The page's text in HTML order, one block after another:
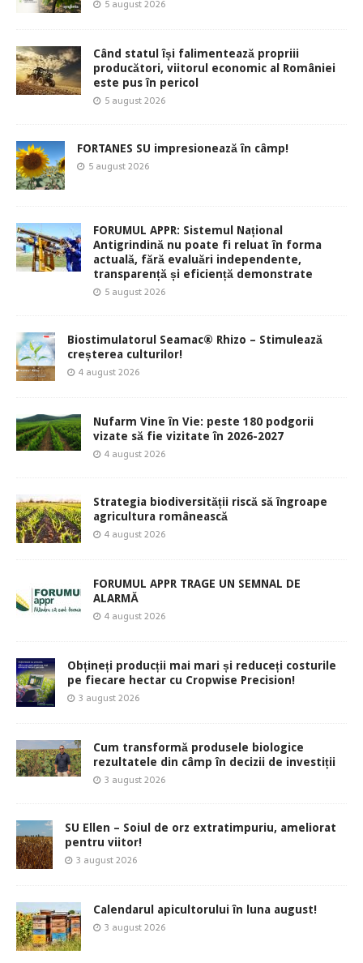
5 august 2026
Când statul își falimentează propriii
producători, viitorul economic al României
este pus în pericol
5 august 2026
FORTANES SU impresionează în câmp!
5 august 2026
FORUMUL APPR: Sistemul Național
Antigrindină nu poate fi reluat în forma
actuală, fără evaluări independente,
transparență și eficiență demonstrate
5 august 2026
Biostimulatorul Seamac® Rhizo – Stimulează
creșterea culturilor!
4 august 2026
Nufarm Vine în Vie: peste 180 podgorii
vizate să fie vizitate în 2026-2027
4 august 2026
Strategia biodiversității riscă să îngroape
agricultura românească
4 august 2026
FORUMUL APPR TRAGE UN SEMNAL DE
ALARMĂ
4 august 2026
Obțineți producții mai mari și reduceți costurile
pe fiecare hectar cu Cropwise Precision!
3 august 2026
Cum transformă produsele biologice
rezultatele din câmp în decizii de investiții
3 august 2026
SU Ellen – Soiul de orz extratimpuriu, ameliorat
pentru viitor!
3 august 2026
Calendarul apicultorului în luna august!
3 august 2026